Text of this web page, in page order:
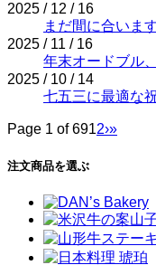
2025 / 12 / 16
まだ間に合いま
2025 / 11 / 16
年末オードブル
2025 / 10 / 14
七五三に最適な
Page 1 of 6912›»
注文商品を選ぶ